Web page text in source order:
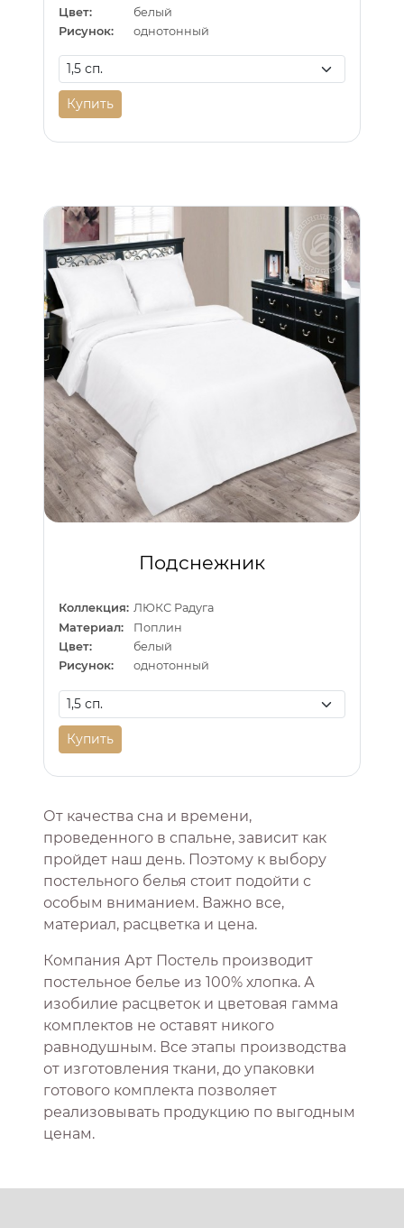
Цвет:
белый
Рисунок:
однотонный
Купить
Подснежник
Коллекция: ЛЮКС Радуга
Материал:
Поплин
Цвет:
белый
Рисунок:
однотонный
Купить
От качества сна и времени,
проведенного в спальне, зависит как
пройдет наш день. Поэтому к выбору
постельного белья стоит подойти с
особым вниманием. Важно все,
материал, расцветка и цена.
Компания Арт Постель производит
постельное белье из 100% хлопка. А
изобилие расцветок и цветовая гамма
комплектов не оставят никого
равнодушным. Все этапы производства
от изготовления ткани, до упаковки
готового комплекта позволяет
реализовывать продукцию по выгодным
ценам.